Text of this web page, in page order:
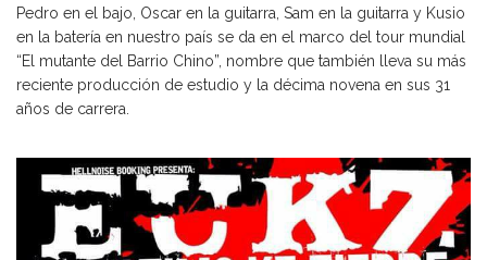
Pedro en el bajo, Oscar en la guitarra, Sam en la guitarra y Kusio
en la batería en nuestro país se da en el marco del tour mundial
“El mutante del Barrio Chino”, nombre que también lleva su más
reciente producción de estudio y la décima novena en sus 31
años de carrera.